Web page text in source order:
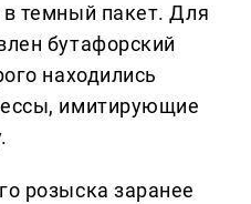
в темный пакет. Для
бутафорский
находились
имитирующие
розыска заранее